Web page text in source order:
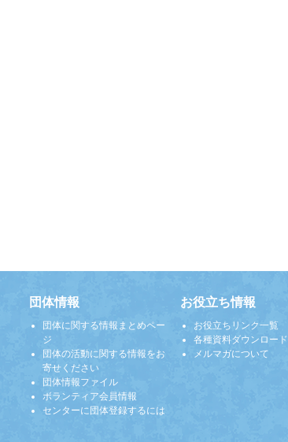
団体情報
団体に関する情報まとめペー
ジ
団体の活動に関する情報をお
寄せください
団体情報ファイル
ボランティア会員情報
センターに団体登録するには
お役立ち情報
お役立ちリンク一覧
各種資料ダウンロード
メルマガについて